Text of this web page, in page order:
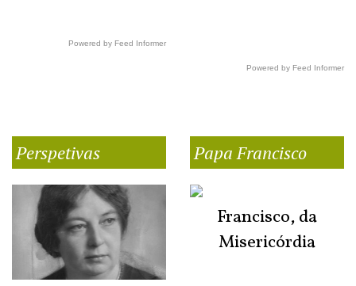
Powered by Feed Informer
Powered by Feed Informer
Perspetivas Papa Francisco
Francisco, da
Misericórdia